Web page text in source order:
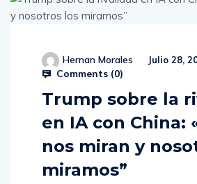
Hernan Morales Julio 28,
Comments (0)
Trump sobre la
en IA con China:
nos miran y
miramos”